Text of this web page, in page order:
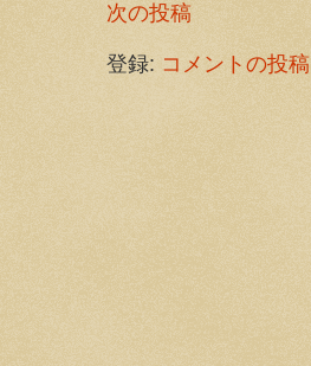
次の投稿
登録: コメントの投